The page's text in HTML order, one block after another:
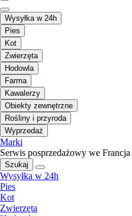
Wysyłka w 24h
Pies
Kot
Zwierzęta
Hodowla
Farma
Kawalerzy
Obiekty zewnętrzne
Rośliny i przyroda
Wyprzedaż
Marki
Serwis posprzedażowy we Francja
Szukaj
Wysyłka w 24h
Pies
Kot
Zwierzęta